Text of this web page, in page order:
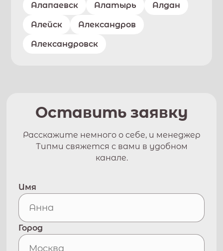
Алапаевск Алатырь Алдан
Алейск Александров
Александровск
Оставить заявку
Расскажите немного о себе, и менеджер
Типми свяжется с вами в удобном
канале.
Имя
Город